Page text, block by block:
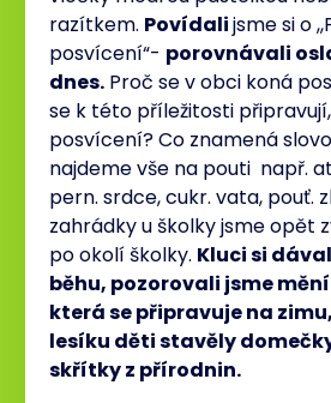
razítkem. Povídalijsme si o
posvícení“- porovnávali
dnes. Proč se v obci koná
se k této příležitosti
posvícení? Co znamená
najdeme vše na pouti např.
pern. srdce, cukr. vata, pouť.
zahrádky u školky jsme opět
po okolí školky. Kluci si
běhu, pozorovali jsme
která se připravuje na
lesíku děti stavěly
skřítky z přírodnin.